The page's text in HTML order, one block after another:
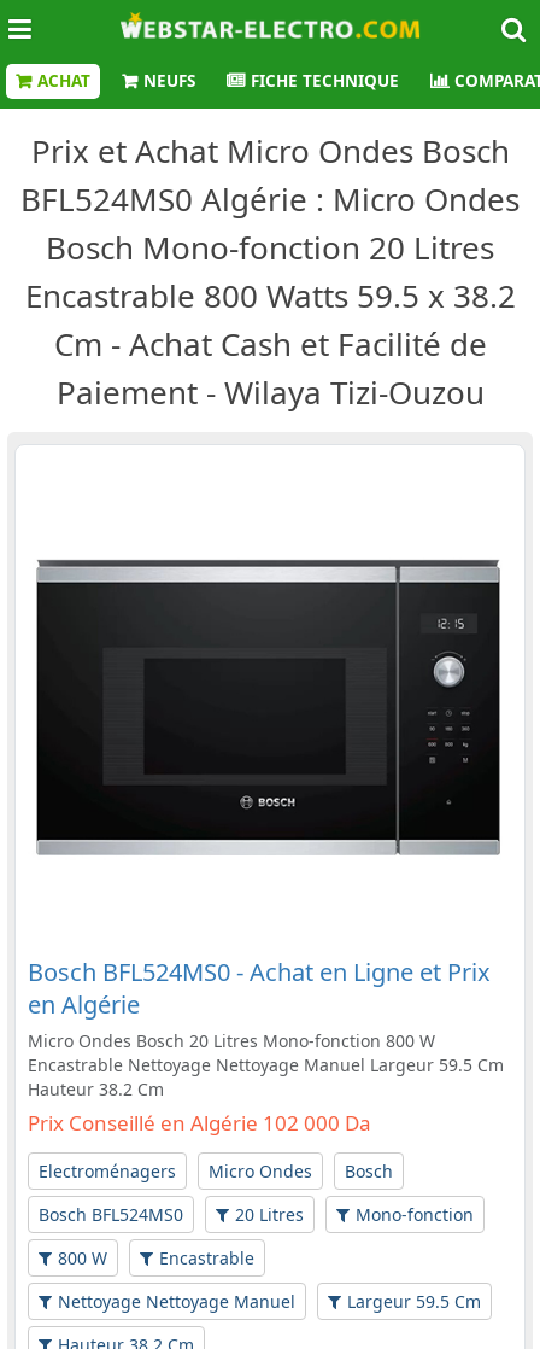
ACHAT NEUFS FICHE TECHNIQUE
Prix et Achat Micro Ondes Bosch
BFL524MS0 Algérie : Micro Ondes
Bosch Mono-fonction 20 Litres
Encastrable 800 Watts 59.5 x 38.2
Cm - Achat Cash et Facilité de
Paiement - Wilaya Tizi-Ouzou
Bosch BFL524MS0 - Achat en Ligne et Prix
en Algérie
Micro Ondes Bosch 20 Litres Mono-fonction 800 W
Encastrable Nettoyage Nettoyage Manuel Largeur 59.5 Cm
Hauteur 38.2 Cm
Prix Conseillé en Algérie 102 000 Da
Electroménagers Micro Ondes
Bosch
Bosch BFL524MS0
20 Litres
Mono-fonction
800 W
Encastrable
Nettoyage Nettoyage Manuel
Largeur 59.5 Cm